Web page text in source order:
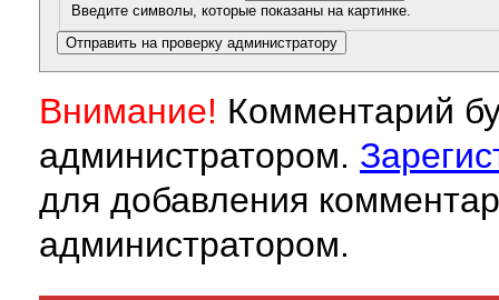
Введите символы, которые показаны на картинке.
Внимание! Комментарий
администратором.
для добавления
администратором.